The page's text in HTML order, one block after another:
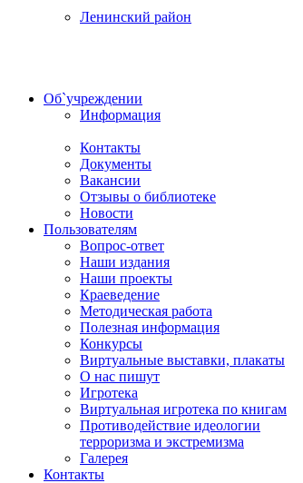
Ленинский район
Об`учреждении
Информация
Контакты
Документы
Вакансии
Отзывы о библиотеке
Новости
Пользователям
Вопрос-ответ
Наши издания
Наши проекты
Краеведение
Методическая работа
Полезная информация
Конкурсы
Виртуальные выставки, плакаты
О нас пишут
Игротека
Виртуальная игротека по книгам
Противодействие идеологии
терроризма и экстремизма
Галерея
Контакты